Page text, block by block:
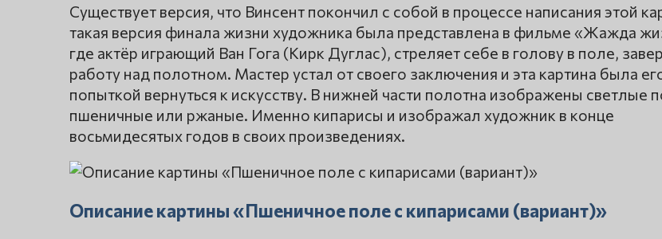
Существует версия, что Винсент покончил с собой в процессе написания этой
такая версия финала жизни художника была представлена в фильме «Жажда
где актёр играющий Ван Гога (Кирк Дуглас), стреляет себе в голову в поле,
работу над полотном. Мастер устал от своего заключения и эта картина была
попыткой вернуться к искусству. В нижней части полотна изображены светлые
пшеничные или ржаные. Именно кипарисы и изображал художник в конце
восьмидесятых годов в своих произведениях.
Описание картины «Пшеничное поле с кипарисами (вариант)»